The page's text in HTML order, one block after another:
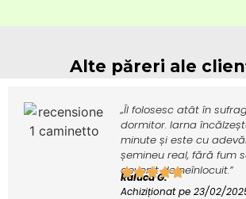
Alte păreri ale
„Îl folosesc atât în
dormitor. Iarna
minute și este cu
șemineu real, fără fum
devenit de neînlocuit.”
Raluca G.
Achiziționat pe 23/02/